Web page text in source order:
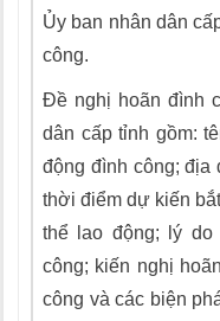
Ủy ban nhân dân
công.
Đề nghị hoãn đình
dân cấp tỉnh gồm:
động đình công; địa
thời điểm dự kiến
thể lao động; lý do
công; kiến nghị
công và các biện